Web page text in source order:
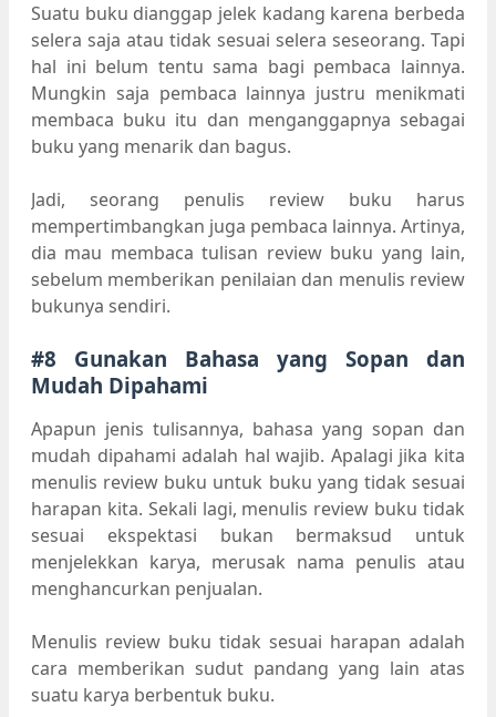
Suatu buku dianggap jelek kadang karena berbeda
selera saja atau tidak sesuai selera seseorang. Tapi
hal ini belum tentu sama bagi pembaca lainnya.
Mungkin saja pembaca lainnya justru menikmati
membaca buku itu dan menganggapnya sebagai
buku yang menarik dan bagus.
Jadi, seorang penulis review buku harus
mempertimbangkan juga pembaca lainnya. Artinya,
dia mau membaca tulisan review buku yang lain,
sebelum memberikan penilaian dan menulis review
bukunya sendiri.
#8 Gunakan Bahasa yang Sopan dan
Mudah Dipahami
Apapun jenis tulisannya, bahasa yang sopan dan
mudah dipahami adalah hal wajib. Apalagi jika kita
menulis review buku untuk buku yang tidak sesuai
harapan kita. Sekali lagi, menulis review buku tidak
sesuai ekspektasi bukan bermaksud untuk
menjelekkan karya, merusak nama penulis atau
menghancurkan penjualan.
Menulis review buku tidak sesuai harapan adalah
cara memberikan sudut pandang yang lain atas
suatu karya berbentuk buku.